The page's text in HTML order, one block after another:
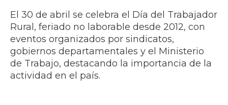
El 30 de abril se celebra el Día del Trabajador
Rural, feriado no laborable desde 2012, con
eventos organizados por sindicatos,
gobiernos departamentales y el Ministerio
de Trabajo, destacando la importancia de la
actividad en el país.